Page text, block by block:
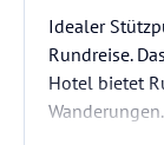
Idealer
Rundreise.
Hotel bietet
Wanderungen.